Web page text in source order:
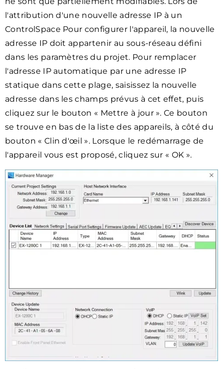
l'attribution d'une nouvelle adresse IP à un
ControlSpace Pour configurer l'appareil, la nouvelle
adresse IP doit appartenir au sous-réseau défini
dans les paramètres du projet. Pour remplacer
l'adresse IP automatique par une adresse IP
statique dans cette plage, saisissez la nouvelle
adresse dans les champs prévus à cet effet, puis
cliquez sur le bouton « Mettre à jour ». Ce bouton
se trouve en bas de la liste des appareils, à côté du
bouton « Clin d'œil ». Lorsque le redémarrage de
l'appareil vous est proposé, cliquez sur « OK ».